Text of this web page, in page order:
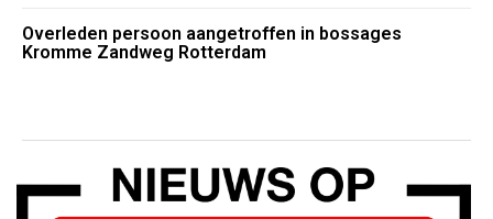
Overleden persoon aangetroffen in bossages
Kromme Zandweg Rotterdam